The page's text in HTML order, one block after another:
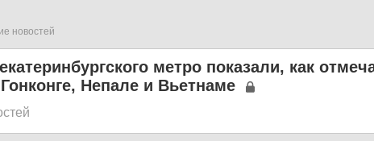
новостей
метро показали, как
Непале и Вьетнаме